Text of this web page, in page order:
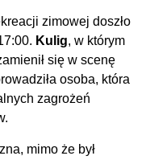
zimowej doszło
Kulig, w którym
się w scenę
osoba, która
zagrożeń
mimo że był